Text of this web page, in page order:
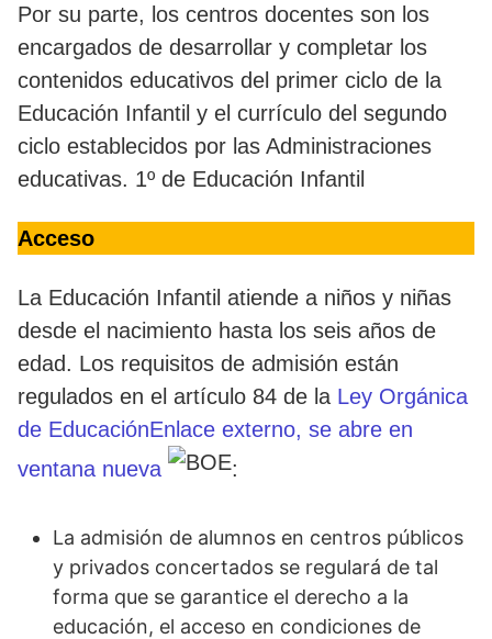
Por su parte, los centros docentes son los
encargados de desarrollar y completar los
contenidos educativos del primer ciclo de la
Educación Infantil y el currículo del segundo
ciclo establecidos por las Administraciones
educativas. 1º de Educación Infantil
Acceso
La Educación Infantil atiende a niños y niñas
desde el nacimiento hasta los seis años de
edad. Los requisitos de admisión están
regulados en el artículo 84 de la Ley Orgánica
de EducaciónEnlace externo, se abre en
ventana nueva
:
La admisión de alumnos en centros públicos
y privados concertados se regulará de tal
forma que se garantice el derecho a la
educación, el acceso en condiciones de